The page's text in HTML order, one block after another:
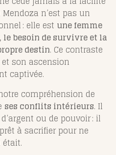
n’est pas un
: elle est une femme
besoin de survivre et la
destin. Ce contraste
son ascension
captivée.
compréhension de
ses conflits intérieurs. Il
ou de pouvoir : il
à sacrifier pour ne